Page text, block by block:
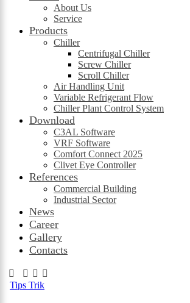
About Us
Service
Products
Chiller
Centrifugal Chiller
Screw Chiller
Scroll Chiller
Air Handling Unit
Variable Refrigerant Flow
Chiller Plant Control System
Download
C3AL Software
VRF Software
Comfort Connect 2025
Clivet Eye Controller
References
Commercial Building
Industrial Sector
News
Career
Gallery
Contacts
Tips Trik